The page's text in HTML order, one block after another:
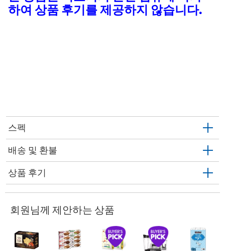
하여 상품 후기를 제공하지 않습니다.
스펙
배송 및 환불
상품 후기
회원님께 제안하는 상품